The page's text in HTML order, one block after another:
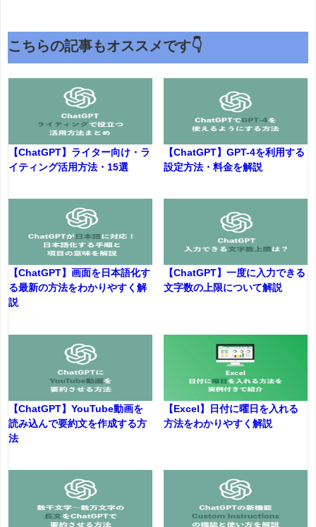
こちらの記事もオススメです👇
【ChatGPT】ライター向け・ラ
イティング活用方法・15選
【ChatGPT】GPT-4を利用する
設定方法・料金を解説
【ChatGPT】画面を日本語化す
る最新の方法をわかりやすく解
説
【ChatGPT】一度に入力できる
文字数の上限について解説
【ChatGPT】YouTube動画を
読み込んで要約文を作成する方
法
【Excel】日付に曜日を入れる
方法をわかりやすく解説